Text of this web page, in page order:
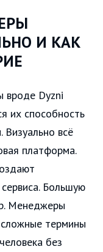
И КАК
вроде Dyzni
их способность
всё
платформа.
Большую
Менеджеры
термины
без